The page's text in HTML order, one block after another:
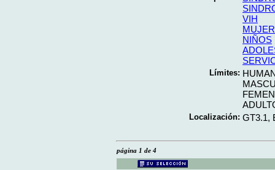
VIH
NIÑOS
Límites:
Localización: GT3.1,
página 1 de 4